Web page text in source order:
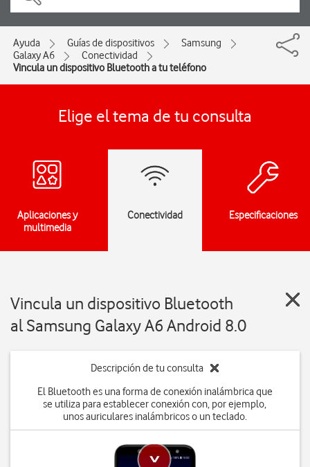
Ayuda Guías de dispositivos
Samsung
Galaxy A6
Conectividad
Vincula un dispositivo Bluetooth a tu teléfono
Elige el tema de tu consulta
Aplicaciones y
multimedia
Conectividad Especificaciones
Vincula un dispositivo Bluetooth
al Samsung Galaxy A6 Android 8.0
Descripción de tu consulta
El Bluetooth es una forma de conexión inalámbrica que
se utiliza para establecer conexión con, por ejemplo,
unos auriculares inalámbricos o un teclado.